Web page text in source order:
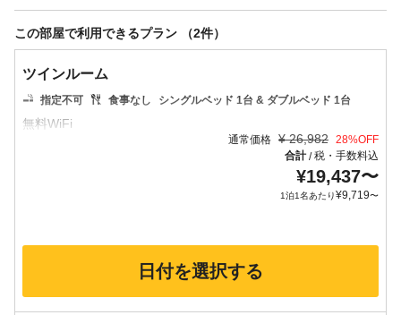
この部屋で利用できるプラン （2件）
ツインルーム
指定不可 食事なし シングルベッド 1台 & ダブルベッド 1台
通常価格 ¥ 26,982 28%OFF
合計/税・手数料込
¥19,437〜
1泊1名あたり¥9,719〜
日付を選択する